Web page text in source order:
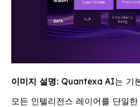
이미지 설명: Quantexa AI는 기
모든 인텔리전스 레이어를 단일한